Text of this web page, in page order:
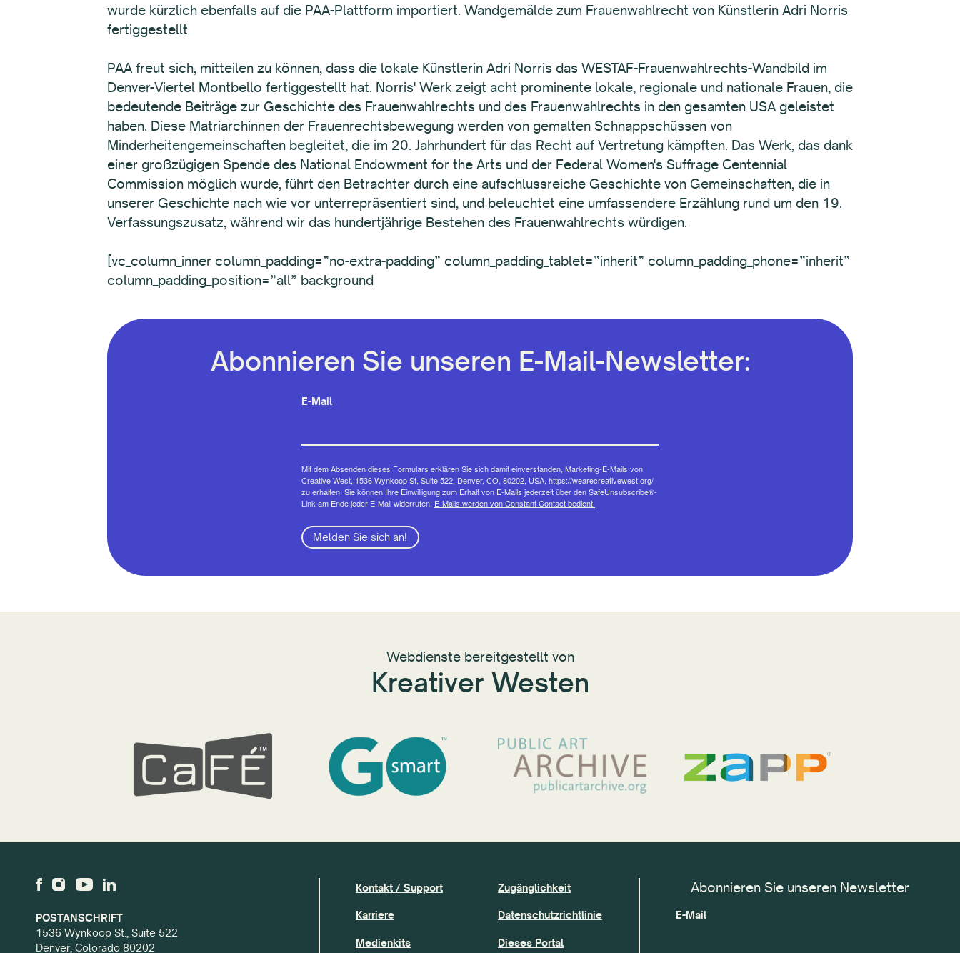
wurde kürzlich ebenfalls auf die PAA-Plattform importiert. Wandgemälde zum Frauenwahlrecht von Künstlerin Adri Norris
fertiggestellt
PAA freut sich, mitteilen zu können, dass die lokale Künstlerin Adri Norris das WESTAF-Frauenwahlrechts-Wandbild im
Denver-Viertel Montbello fertiggestellt hat. Norris' Werk zeigt acht prominente lokale, regionale und nationale Frauen, die
bedeutende Beiträge zur Geschichte des Frauenwahlrechts und des Frauenwahlrechts in den gesamten USA geleistet
haben. Diese Matriarchinnen der Frauenrechtsbewegung werden von gemalten Schnappschüssen von
Minderheitengemeinschaften begleitet, die im 20. Jahrhundert für das Recht auf Vertretung kämpften. Das Werk, das dank
einer großzügigen Spende des National Endowment for the Arts und der Federal Women's Suffrage Centennial
Commission möglich wurde, führt den Betrachter durch eine aufschlussreiche Geschichte von Gemeinschaften, die in
unserer Geschichte nach wie vor unterrepräsentiert sind, und beleuchtet eine umfassendere Erzählung rund um den 19.
Verfassungszusatz, während wir das hundertjährige Bestehen des Frauenwahlrechts würdigen.
[vc_column_inner column_padding=”no-extra-padding” column_padding_tablet=”inherit” column_padding_phone=”inherit”
column_padding_position=”all” background
Abonnieren Sie unseren E-Mail-Newsletter:
E-Mail
Mit dem Absenden dieses Formulars erklären Sie sich damit einverstanden, Marketing-E-Mails von
Creative West, 1536 Wynkoop St, Suite 522, Denver, CO, 80202, USA, https://wearecreativewest.org/
zu erhalten. Sie können Ihre Einwilligung zum Erhalt von E-Mails jederzeit über den SafeUnsubscribe®-
Link am Ende jeder E-Mail widerrufen. E-Mails werden von Constant Contact bedient.
Melden Sie sich an!
Webdienste bereitgestellt von
Kreativer Westen
POSTANSCHRIFT
1536 Wynkoop St., Suite 522
Denver, Colorado 80202
Kontakt / Support
Karriere
Medienkits
Zugänglichkeit
Datenschutzrichtlinie
Dieses Portal
Abonnieren Sie unseren Newsletter
E-Mail